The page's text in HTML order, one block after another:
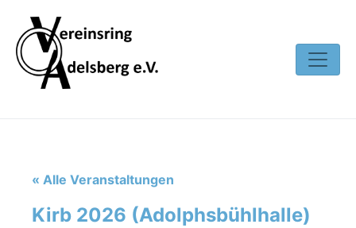
« Alle Veranstaltungen
Kirb 2026 (Adolphsbühlhalle)